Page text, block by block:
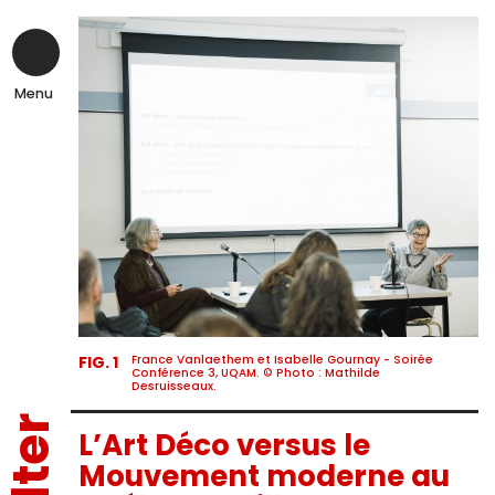
content
Menu
FIG. 1
France Vanlaethem et Isabelle Gournay - Soirée
Conférence 3, UQAM. © Photo : Mathilde
Desruisseaux.
L’Art Déco versus le
Mouvement moderne au